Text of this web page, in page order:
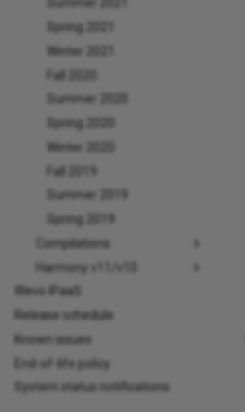
Summer 2021
Spring 2021
Winter 2021
Fall 2020
Summer 2020
Spring 2020
Winter 2020
Fall 2019
Summer 2019
Spring 2019
Compilations
Harmony v11/v10
Wevo iPaaS
Release schedule
Known issues
End-of-life policy
System status notifications